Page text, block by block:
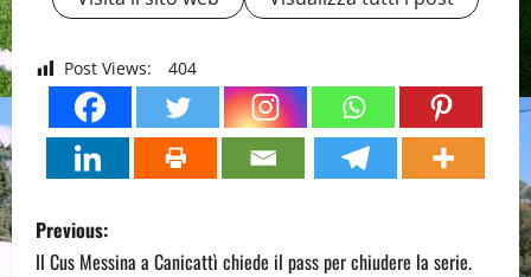
Post Views: 404
P
Previous:
Il Cus Messina a Canicattì chiede il pass per chiudere la serie.